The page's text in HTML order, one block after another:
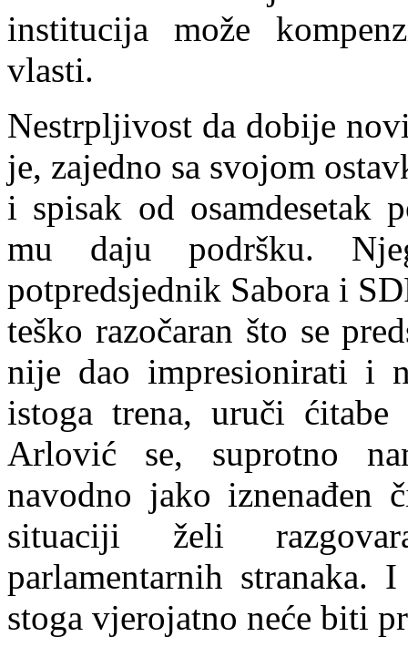
institucija može
vlasti.
Nestrpljivost da dobije
je, zajedno sa svojom
i spisak od osamdesetak
mu daju podršku.
potpredsjednik Sabora i
teško razočaran što se
nije dao impresionirati i
istoga trena, uruči ćitabe
Arlović se, suprotno
navodno jako iznenađen
situaciji želi
parlamentarnih
stoga vjerojatno neće biti